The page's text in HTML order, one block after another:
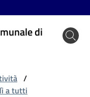
di
/
a tutti